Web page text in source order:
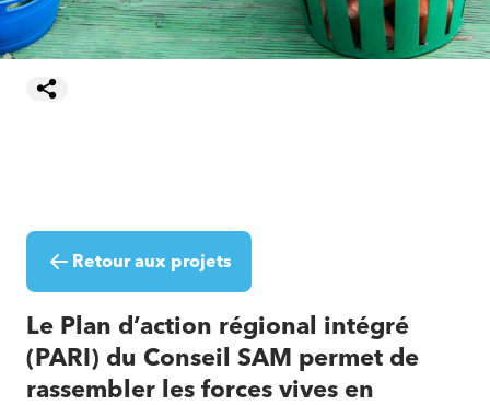
Retour aux projets
Le Plan d’action régional intégré
(PARI) du Conseil SAM permet de
rassembler les forces vives en